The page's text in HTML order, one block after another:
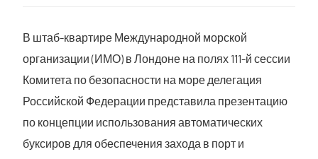
В штаб-квартире Международной морской
организации (ИМО) в Лондоне на полях 111-й сессии
Комитета по безопасности на море делегация
Российской Федерации представила презентацию
по концепции использования автоматических
буксиров для обеспечения захода в порт и